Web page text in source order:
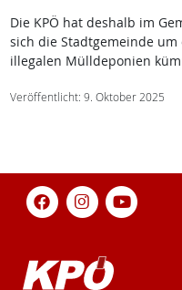
Die KPÖ hat deshalb im
sich die Stadtgemeinde
illegalen Mülldeponien
Veröffentlicht: 9. Oktober 2025